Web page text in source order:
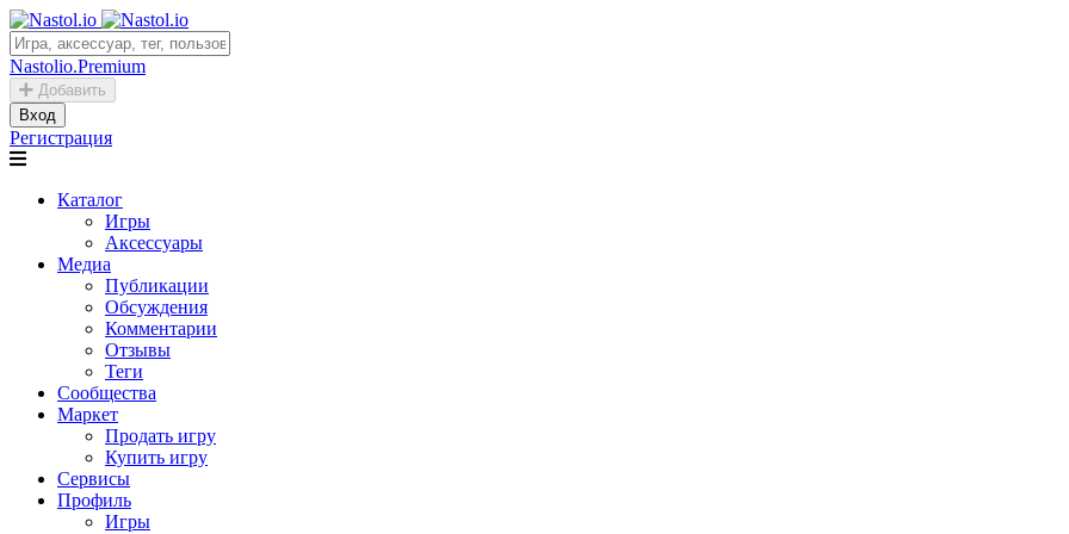
Nastolio.Premium
Добавить
Вход
Регистрация
Каталог
Игры
Аксессуары
Медиа
Публикации
Обсуждения
Комментарии
Отзывы
Теги
Сообщества
Маркет
Продать игру
Купить игру
Сервисы
Профиль
Игры